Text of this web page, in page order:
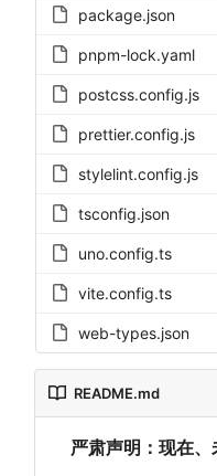
package.json
pnpm-lock.yaml
postcss.config.js
prettier.config.js
stylelint.config.js
tsconfig.json
uno.config.ts
vite.config.ts
web-types.json
README.md
严肃声明：现在